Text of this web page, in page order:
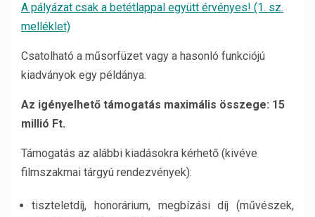
A pályázat csak a betétlappal együtt érvényes! (1. sz.
melléklet)
Csatolható a műsorfüzet vagy a hasonló funkciójú
kiadványok egy példánya.
Az igényelhető támogatás maximális összege: 15
millió Ft.
Támogatás az alábbi kiadásokra kérhető (kivéve
filmszakmai tárgyú rendezvények):
tiszteletdíj, honorárium, megbízási díj (művészek,